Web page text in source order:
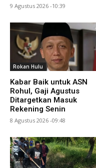
9 Agustus 2026 -10:39
Rokan Hulu
Kabar Baik untuk ASN
Rohul, Gaji Agustus
Ditargetkan Masuk
Rekening Senin
8 Agustus 2026 -09:48